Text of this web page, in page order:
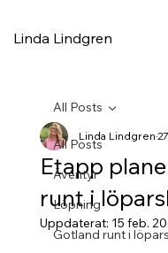
Linda Lindgren
All Posts
Äventyr
Löpning
Gotland runt i
All Posts
Etapp
runt i
Linda Lindgren
Uppdaterat: 15 feb.